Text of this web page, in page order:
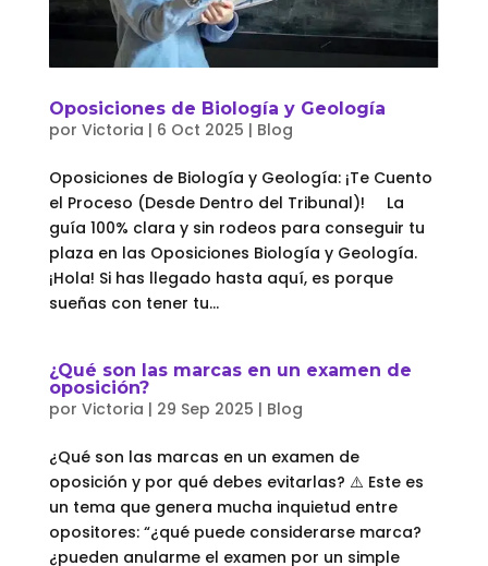
Oposiciones de Biología y Geología
por Victoria | 6 Oct 2025 | Blog
Oposiciones de Biología y Geología: ¡Te Cuento
el Proceso (Desde Dentro del Tribunal)! La
guía 100% clara y sin rodeos para conseguir tu
plaza en las Oposiciones Biología y Geología.
¡Hola! Si has llegado hasta aquí, es porque
sueñas con tener tu...
¿Qué son las marcas en un examen de
oposición?
por Victoria | 29 Sep 2025 | Blog
¿Qué son las marcas en un examen de
oposición y por qué debes evitarlas? ⚠️ Este es
un tema que genera mucha inquietud entre
opositores: “¿qué puede considerarse marca?
¿pueden anularme el examen por un simple